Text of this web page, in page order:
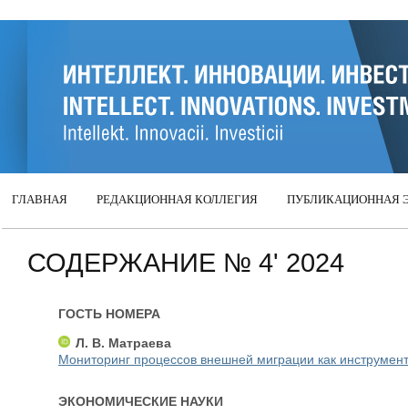
ГЛАВНАЯ РЕДАКЦИОННАЯ КОЛЛЕГИЯ ПУБЛИКАЦИОННАЯ
СОДЕРЖАНИЕ № 4' 2024
ГОСТЬ НОМЕРА
Л. В. Матраева
Мониторинг процессов внешней миграции как
ЭКОНОМИЧЕСКИЕ НАУКИ